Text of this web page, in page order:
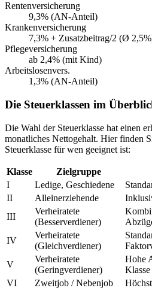
Rentenversicherung
9,3% (AN-Anteil)
Krankenversicherung
7,3% + Zusatzbeitrag/2 (Ø
Pflegeversicherung
ab 2,4% (mit Kind)
Arbeitslosenvers.
1,3% (AN-Anteil)
Die Steuerklassen im
Die Wahl der Steuerklasse hat einen
monatliches Nettogehalt. Hier finden
Steuerklasse für wen geeignet ist:
Klasse Zielgruppe
I
Ledige, Geschiedene
II
Alleinerziehende
III
Verheiratete
(Besserverdiener)
IV
Verheiratete
(Gleichverdiener)
V
Verheiratete
(Geringverdiener)
Hohe
VI
Zweitjob / Nebenjob